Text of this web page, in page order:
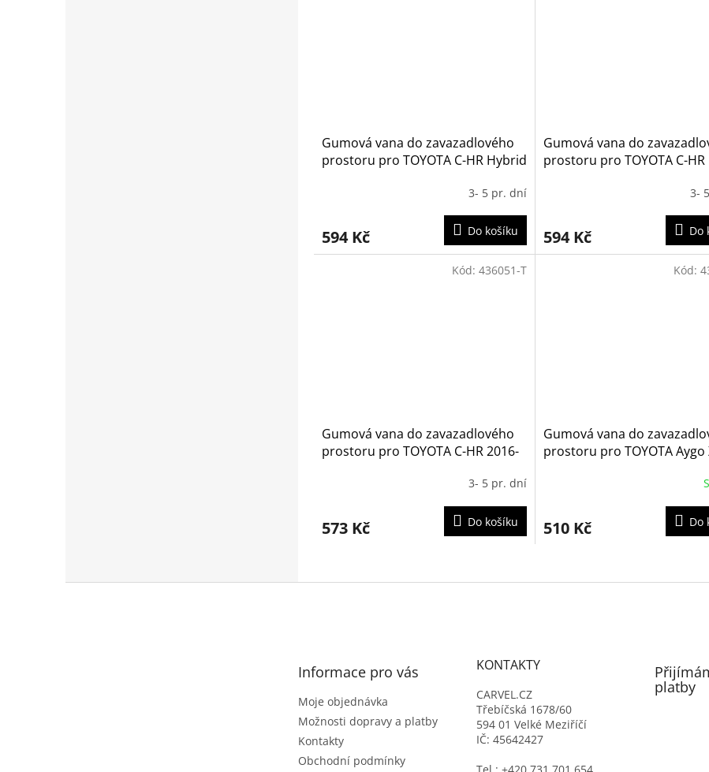
Gumová vana do zavazadlového
prostoru pro TOYOTA C-HR Hybrid
3- 5 pr. dní
594 Kč Do košíku
Gumová vana do
prostoru pro TOYOTA C-
3-
594 Kč Do
Gumová vana do zavazadlového
prostoru pro TOYOTA C-HR 2016-
3- 5 pr. dní
573 Kč Do košíku
Kód: 436051-T
Gumová vana do
prostoru pro TOYOTA Aygo
510 Kč Do
Kód:
v
Informace pro vás
Moje objednávka
Možnosti dopravy a platby
Kontakty
Obchodní podmínky
KONTAKTY
CARVEL.CZ
Třebíčská 1678/60
594 01 Velké Meziříčí
IČ: 45642427
platby